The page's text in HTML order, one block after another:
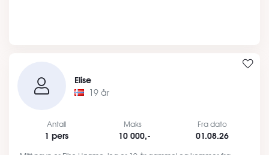
Elise
19 år
Antall
1 pers
Maks
10 000,-
Fra dato
01.08.26